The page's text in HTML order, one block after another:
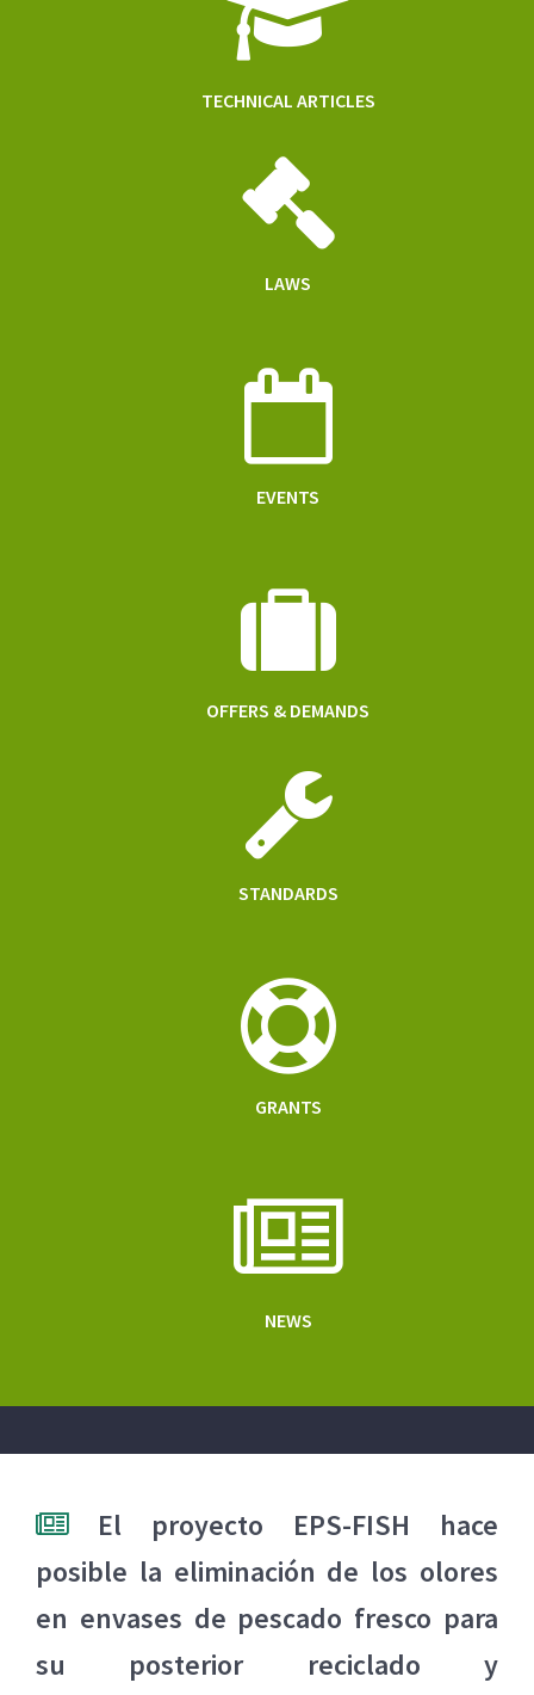
TECHNICAL ARTICLES
LAWS
EVENTS
OFFERS & DEMANDS
STANDARDS
GRANTS
NEWS
El proyecto EPS-FISH hace
posible la eliminación de los olores
en envases de pescado fresco para
su posterior reciclado y